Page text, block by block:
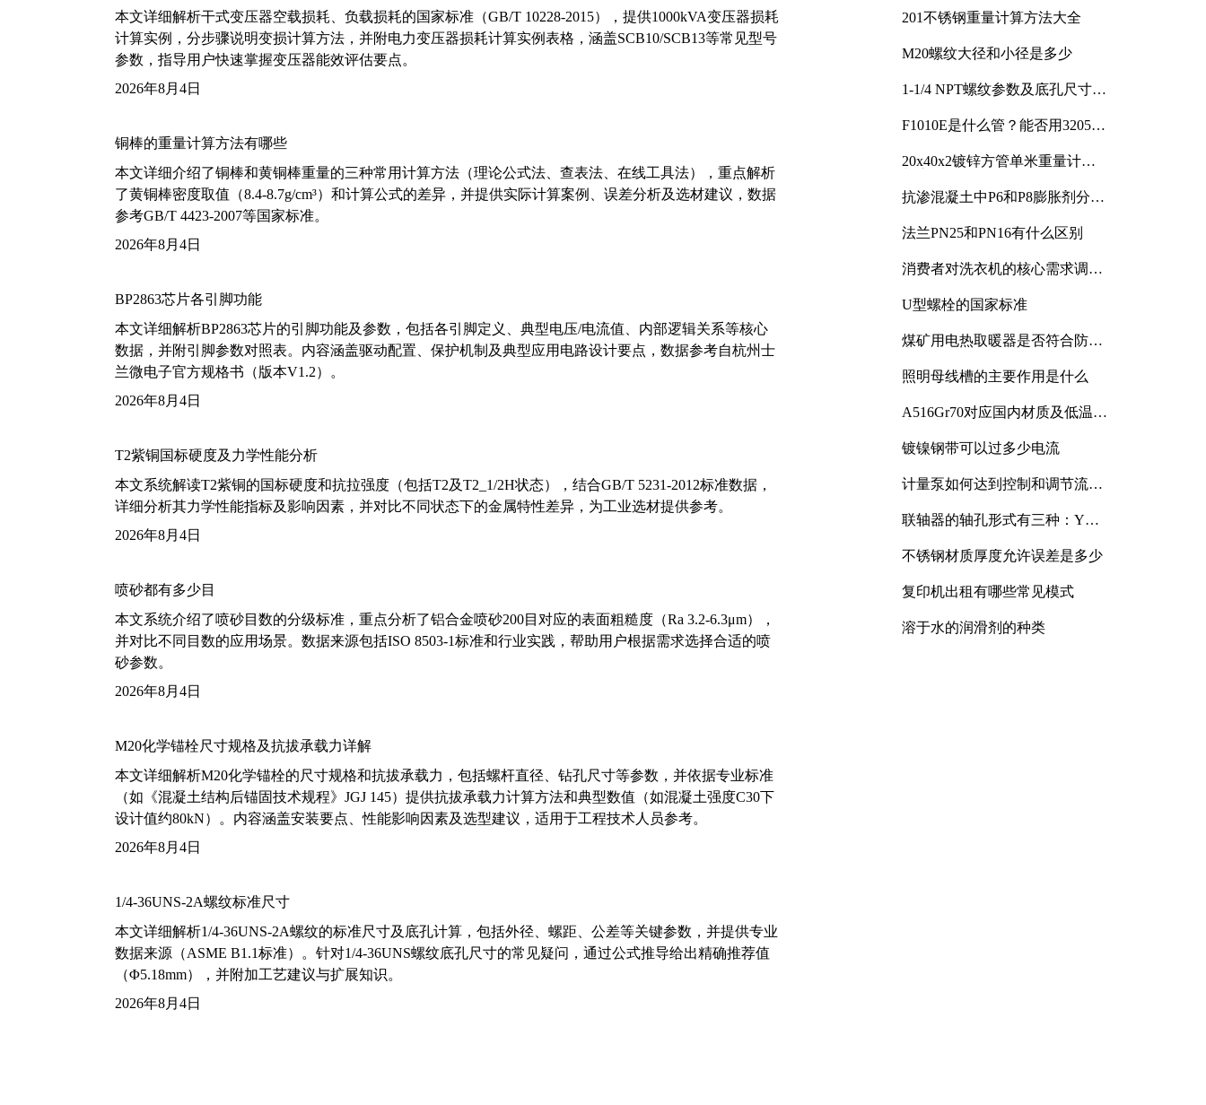
本文详细解析干式变压器空载损耗、负载损耗的国家标准（GB/T 10228-2015），提供1000kVA变压器损耗
计算实例，分步骤说明变损计算方法，并附电力变压器损耗计算实例表格，涵盖SCB10/SCB13等常见型号
参数，指导用户快速掌握变压器能效评估要点。
2026年8月4日
铜棒的重量计算方法有哪些
本文详细介绍了铜棒和黄铜棒重量的三种常用计算方法（理论公式法、查表法、在线工具法），重点解析
了黄铜棒密度取值（8.4-8.7g/cm³）和计算公式的差异，并提供实际计算案例、误差分析及选材建议，数据
参考GB/T 4423-2007等国家标准。
2026年8月4日
BP2863芯片各引脚功能
本文详细解析BP2863芯片的引脚功能及参数，包括各引脚定义、典型电压/电流值、内部逻辑关系等核心
数据，并附引脚参数对照表。内容涵盖驱动配置、保护机制及典型应用电路设计要点，数据参考自杭州士
兰微电子官方规格书（版本V1.2）。
2026年8月4日
T2紫铜国标硬度及力学性能分析
本文系统解读T2紫铜的国标硬度和抗拉强度（包括T2及T2_1/2H状态），结合GB/T 5231-2012标准数据，
详细分析其力学性能指标及影响因素，并对比不同状态下的金属特性差异，为工业选材提供参考。
2026年8月4日
喷砂都有多少目
本文系统介绍了喷砂目数的分级标准，重点分析了铝合金喷砂200目对应的表面粗糙度（Ra 3.2-6.3μm），
并对比不同目数的应用场景。数据来源包括ISO 8503-1标准和行业实践，帮助用户根据需求选择合适的喷
砂参数。
2026年8月4日
M20化学锚栓尺寸规格及抗拔承载力详解
本文详细解析M20化学锚栓的尺寸规格和抗拔承载力，包括螺杆直径、钻孔尺寸等参数，并依据专业标准
（如《混凝土结构后锚固技术规程》JGJ 145）提供抗拔承载力计算方法和典型数值（如混凝土强度C30下
设计值约80kN）。内容涵盖安装要点、性能影响因素及选型建议，适用于工程技术人员参考。
2026年8月4日
1/4-36UNS-2A螺纹标准尺寸
本文详细解析1/4-36UNS-2A螺纹的标准尺寸及底孔计算，包括外径、螺距、公差等关键参数，并提供专业
数据来源（ASME B1.1标准）。针对1/4-36UNS螺纹底孔尺寸的常见疑问，通过公式推导给出精确推荐值
（Φ5.18mm），并附加工艺建议与扩展知识。
2026年8月4日
201不锈钢重量计算方法大全
M20螺纹大径和小径是多少
1-1/4 NPT螺纹参数及底孔尺寸详
F1010E是什么管？能否用3205或
20x40x2镀锌方管单米重量计算
抗渗混凝土中P6和P8膨胀剂分别
法兰PN25和PN16有什么区别
消费者对洗衣机的核心需求调研
U型螺栓的国家标准
煤矿用电热取暖器是否符合防爆
照明母线槽的主要作用是什么
A516Gr70对应国内材质及低温冲
镀镍钢带可以过多少电流
计量泵如何达到控制和调节流量
联轴器的轴孔形式有三种：Y
不锈钢材质厚度允许误差是多少
复印机出租有哪些常见模式
溶于水的润滑剂的种类